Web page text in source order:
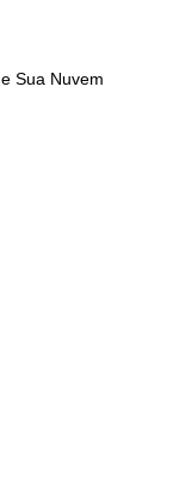
Sua Nuvem